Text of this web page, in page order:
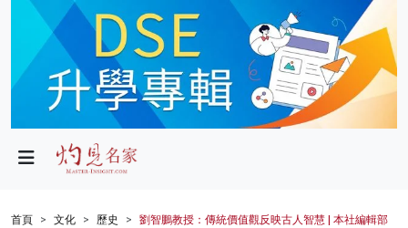
政局
財經
首頁 文化 歷史 劉智鵬教授：傳統價值觀反映古人智慧 | 本社編輯部